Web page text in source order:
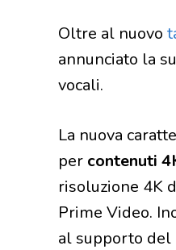
Oltre al nuovo
annunciato la
vocali.
La nuova
per contenuti
risoluzione 4K
Prime Video.
al supporto del